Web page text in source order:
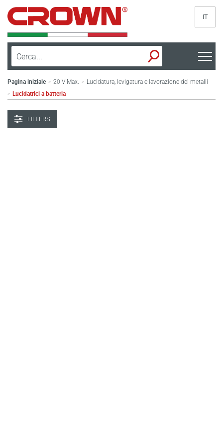
IT
Pagina iniziale > 20 V Max. > Lucidatura, levigatura e lavorazione dei metalli
> Lucidatrici a batteria
FILTERS